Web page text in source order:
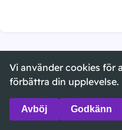
2026
Vi använder cookies för
förbättra din upplevelse.
Avböj Godkänn